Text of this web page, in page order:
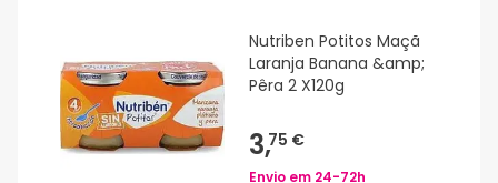
Nutriben Potitos Maçã
Laranja Banana &amp;
Pêra 2 X120g
3,75 €
Envio em 24-72h